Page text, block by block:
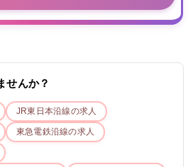
せんか？
JR東日本沿線の求人
東急電鉄沿線の求人